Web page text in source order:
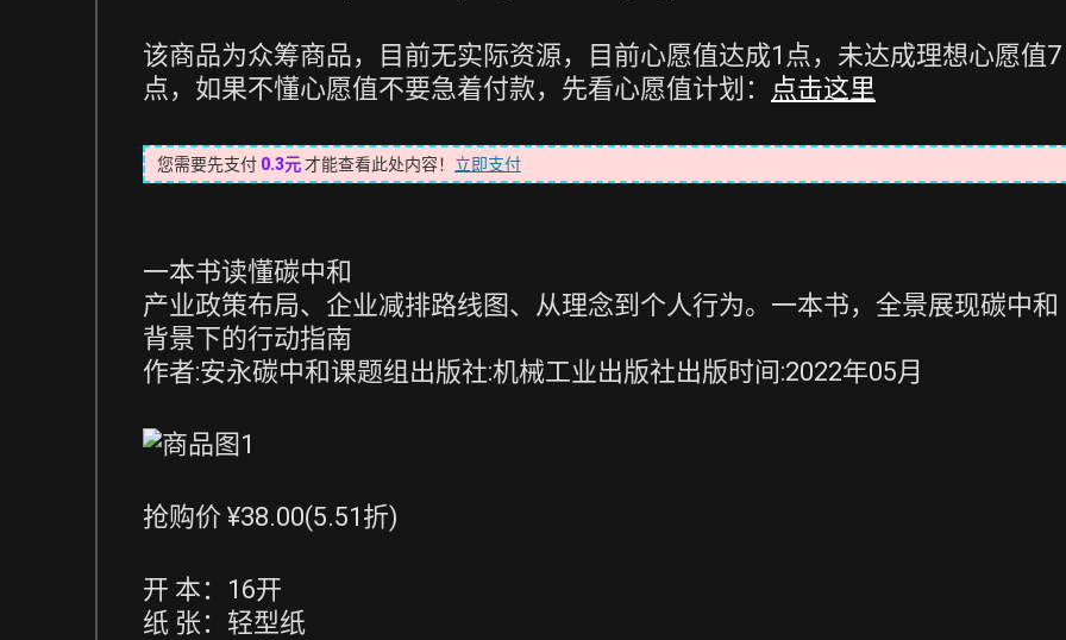
该商品为众筹商品，目前无实际资源，目前心愿值达成1点，未达成理想心愿值7
点，如果不懂心愿值不要急着付款，先看心愿值计划： 点击这里
您需要先支付 0.3元才能查看此处内容！ 立即支付
一本书读懂碳中和
产业政策布局、企业减排路线图、从理念到个人行为。一本书，全景展现碳中和
背景下的行动指南
作者:安永碳中和课题组出版社:机械工业出版社出版时间:2022年05月
抢购价 ¥38.00(5.51折)
开 本：16开
纸 张：轻型纸